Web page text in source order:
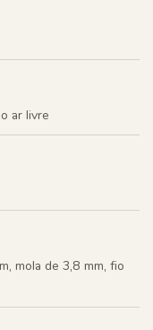
ar livre
mola de 3,8 mm, fio